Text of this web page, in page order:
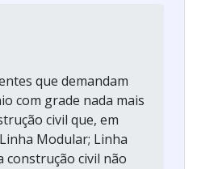
que demandam
com grade nada mais
civil que, em
Modular; Linha
construção civil não